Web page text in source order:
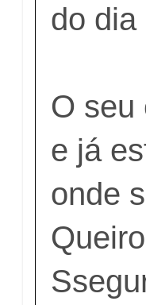
do dia
O seu
e já
onde